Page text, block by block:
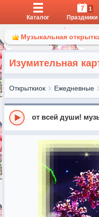
Каталог
7 1
Праздники
Музыкальная
Изумительная
Открыткиок Ежедневные
от всей души!